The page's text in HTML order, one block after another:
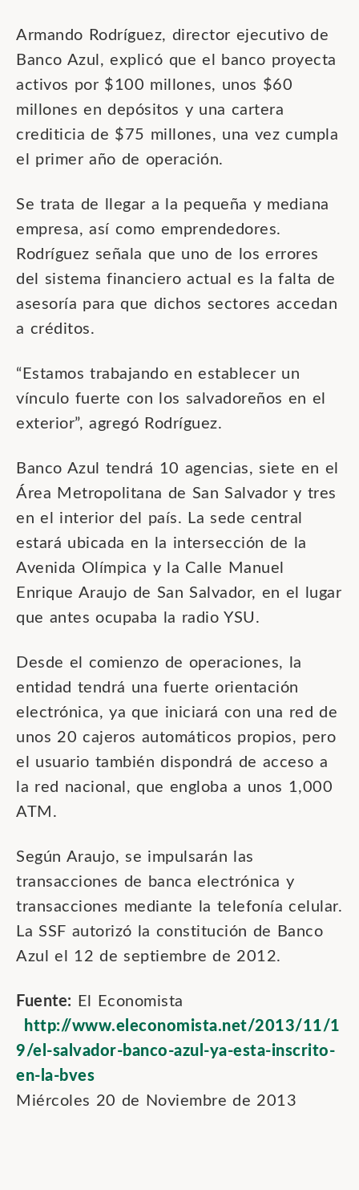
Armando Rodríguez, director ejecutivo de
Banco Azul, explicó que el banco proyecta
activos por $100 millones, unos $60
millones en depósitos y una cartera
crediticia de $75 millones, una vez cumpla
el primer año de operación.
Se trata de llegar a la pequeña y mediana
empresa, así como emprendedores.
Rodríguez señala que uno de los errores
del sistema financiero actual es la falta de
asesoría para que dichos sectores accedan
a créditos.
“Estamos trabajando en establecer un
vínculo fuerte con los salvadoreños en el
exterior”, agregó Rodríguez.
Banco Azul tendrá 10 agencias, siete en el
Área Metropolitana de San Salvador y tres
en el interior del país. La sede central
estará ubicada en la intersección de la
Avenida Olímpica y la Calle Manuel
Enrique Araujo de San Salvador, en el lugar
que antes ocupaba la radio YSU.
Desde el comienzo de operaciones, la
entidad tendrá una fuerte orientación
electrónica, ya que iniciará con una red de
unos 20 cajeros automáticos propios, pero
el usuario también dispondrá de acceso a
la red nacional, que engloba a unos 1,000
ATM.
Según Araujo, se impulsarán las
transacciones de banca electrónica y
transacciones mediante la telefonía celular.
La SSF autorizó la constitución de Banco
Azul el 12 de septiembre de 2012.
Fuente: El Economista
http://www.eleconomista.net/2013/11/1
9/el-salvador-banco-azul-ya-esta-inscrito-
en-la-bves
Miércoles 20 de Noviembre de 2013